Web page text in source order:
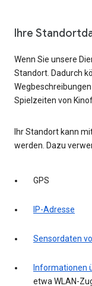
Ihre
Wenn Sie unsere
Standort. Dadurch
Spielzeiten von
Ihr Standort kann
werden. Dazu
GPS
IP-Adresse
Sensordaten
Informationen
etwa WLAN-